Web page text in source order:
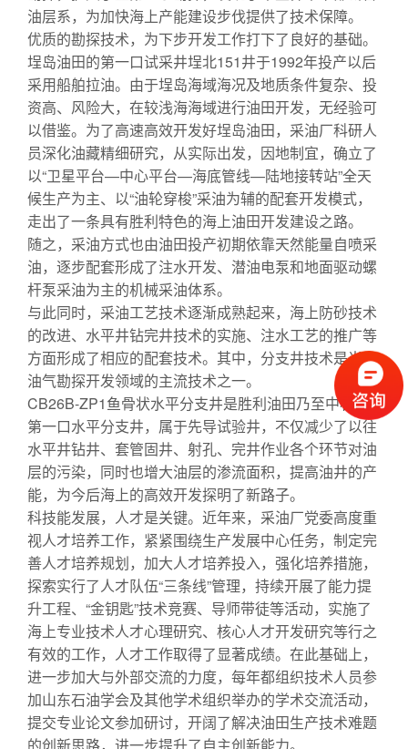
油层系，为加快海上产能建设步伐提供了技术保障。
优质的勘探技术，为下步开发工作打下了良好的基础。
埕岛油田的第一口试采井埕北151井于1992年投产以后
采用船舶拉油。由于埕岛海域海况及地质条件复杂、投
资高、风险大，在较浅海海域进行油田开发，无经验可
以借鉴。为了高速高效开发好埕岛油田，采油厂科研人
员深化油藏精细研究，从实际出发，因地制宜，确立了
以“卫星平台—中心平台—海底管线—陆地接转站”全天
候生产为主、以“油轮穿梭”采油为辅的配套开发模式，
走出了一条具有胜利特色的海上油田开发建设之路。
随之，采油方式也由油田投产初期依靠天然能量自喷采
油，逐步配套形成了注水开发、潜油电泵和地面驱动螺
杆泵采油为主的机械采油体系。
与此同时，采油工艺技术逐渐成熟起来，海上防砂技术
的改进、水平井钻完井技术的实施、注水工艺的推广等
方面形成了相应的配套技术。其中，分支井技术是当今
油气勘探开发领域的主流技术之一。
CB26B-ZP1鱼骨状水平分支井是胜利油田乃至中石化
第一口水平分支井，属于先导试验井，不仅减少了以往
水平井钻井、套管固井、射孔、完井作业各个环节对油
层的污染，同时也增大油层的渗流面积，提高油井的产
能，为今后海上的高效开发探明了新路子。
科技能发展，人才是关键。近年来，采油厂党委高度重
视人才培养工作，紧紧围绕生产发展中心任务，制定完
善人才培养规划，加大人才培养投入，强化培养措施，
探索实行了人才队伍“三条线”管理，持续开展了能力提
升工程、“金钥匙”技术竞赛、导师带徒等活动，实施了
海上专业技术人才心理研究、核心人才开发研究等行之
有效的工作，人才工作取得了显著成绩。在此基础上，
进一步加大与外部交流的力度，每年都组织技术人员参
加山东石油学会及其他学术组织举办的学术交流活动，
提交专业论文参加研讨，开阔了解决油田生产技术难题